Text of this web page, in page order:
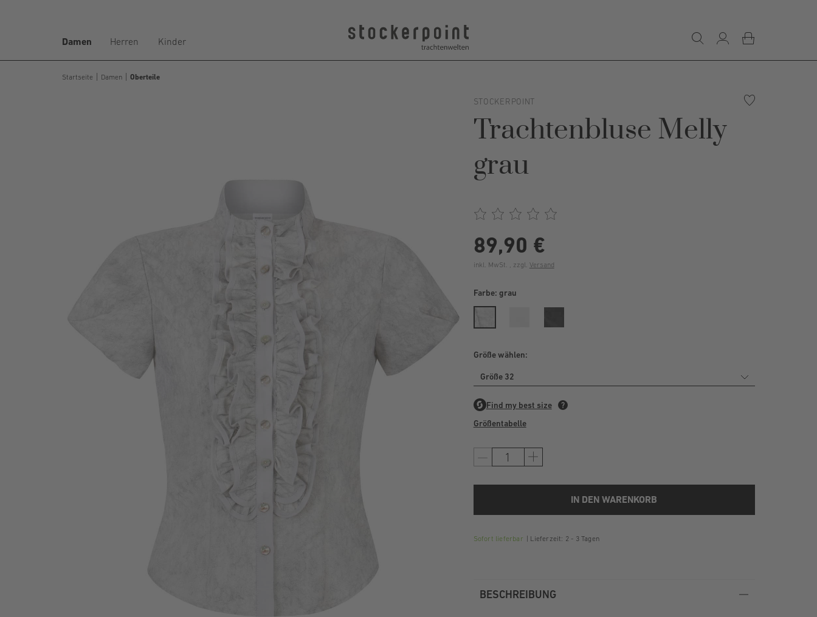
Damen Herren Kinder
Startseite Damen Oberteile
STOCKERPOINT
Trachtenbluse Melly
grau
89,90 €
inkl. MwSt. , zzgl. Versand
Farbe: grau
Größe wählen:
Größe 32
Größentabelle
IN DEN WARENKORB
Sofort lieferbar Lieferzeit: 2 - 3 Tagen
BESCHREIBUNG